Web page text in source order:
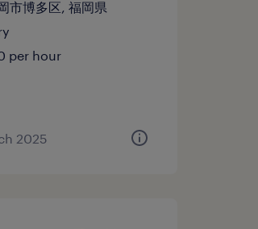
市博多区, 福岡県
per hour
2025